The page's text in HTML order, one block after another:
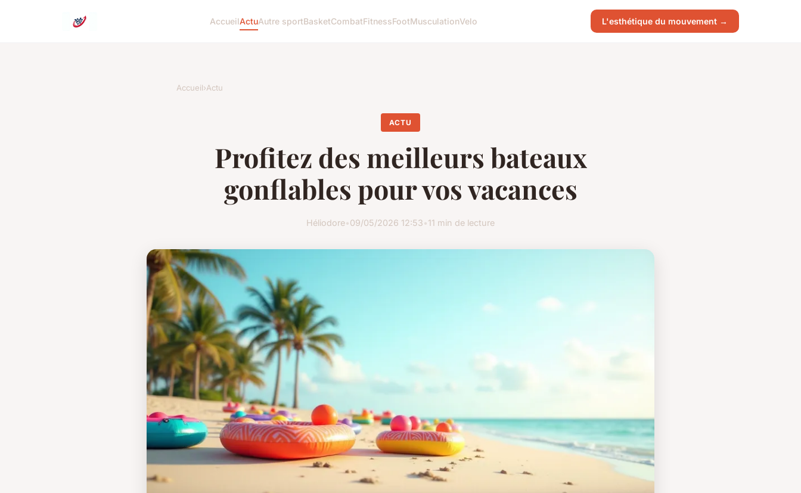
AccueilActuAutre sportBasketCombatFitnessFootMusculationVelo L'esthétique du mouvement →
Accueil›Actu
ACTU
Profitez des meilleurs bateaux
gonflables pour vos vacances
Héliodore•09/05/2026 12:53•11 min de lecture